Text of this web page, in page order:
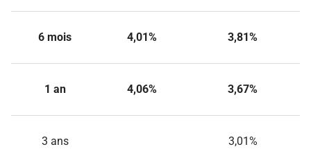
6 mois 4,01% 3,81%
1 an 4,06% 3,67%
3 ans 3,01%